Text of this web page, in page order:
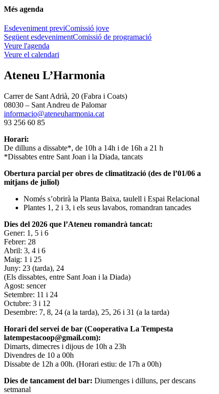
Més agenda
Esdeveniment previComissió jove
Següent esdevenimentComissió de programació
Veure l'agenda
Veure el calendari
Ateneu L’Harmonia
Carrer de Sant Adrià, 20 (Fabra i Coats)
08030 – Sant Andreu de Palomar
informacio@ateneuharmonia.cat
93 256 60 85
Horari:
De dilluns a dissabte*, de 10h a 14h i de 16h a 21 h
*Dissabtes entre Sant Joan i la Diada, tancats
Obertura parcial per obres de climatització (des de l’01/06 a
mitjans de juliol)
Només s’obrirà la Planta Baixa, taulell i Espai Relacional
Plantes 1, 2 i 3, i els seus lavabos, romandran tancades
Dies del 2026 que l’Ateneu romandrà tancat:
Gener: 1, 5 i 6
Febrer: 28
Abril: 3, 4 i 6
Maig: 1 i 25
Juny: 23 (tarda), 24
(Els dissabtes, entre Sant Joan i la Diada)
Agost: sencer
Setembre: 11 i 24
Octubre: 3 i 12
Desembre: 7, 8, 24 (a la tarda), 25, 26 i 31 (a la tarda)
Horari del servei de bar (Cooperativa La Tempesta
latempestacoop@gmail.com):
Dimarts, dimecres i dijous de 10h a 23h
Divendres de 10 a 00h
Dissabte de 12h a 00h. (Horari estiu: de 17h a 00h)
Dies de tancament del bar: Diumenges i dilluns, per descans
setmanal